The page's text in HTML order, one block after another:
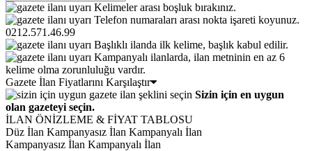
Kelimeler arası boşluk bırakınız.
Telefon numaraları arası nokta işareti koyunuz.
0212.571.46.99
Başlıklı ilanda ilk kelime, başlık kabul edilir.
Kampanyalı ilanlarda, ilan metninin en az 6
kelime olma zorunluluğu vardır.
Gazete İlan Fiyatlarını Karşılaştır
Sizin için en uygun
olan gazeteyi seçin.
İLAN ÖNİZLEME & FİYAT TABLOSU
Düz İlan Kampanyasız İlan Kampanyalı İlan
Kampanyasız İlan Kampanyalı İlan